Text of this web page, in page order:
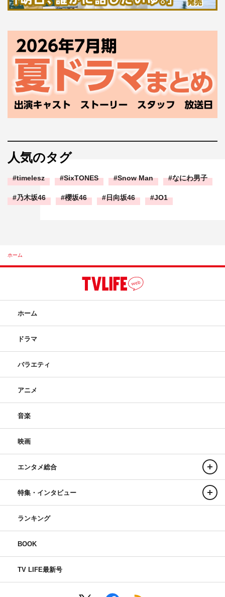
人気のタグ
timelesz SixTONES Snow Man なにわ男子
乃木坂46 櫻坂46 日向坂46 JO1
ホーム
ホーム
ドラマ
バラエティ
アニメ
音楽
映画
エンタメ総合
特集・インタビュー
ランキング
BOOK
TV LIFE最新号